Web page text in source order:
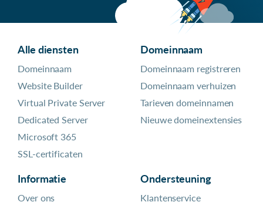
Alle diensten
Domeinnaam
Website Builder
Virtual Private Server
Dedicated Server
Microsoft 365
SSL-certificaten
Domeinnaam
Domeinnaam registreren
Domeinnaam verhuizen
Tarieven domeinnamen
Nieuwe domeinextensies
Informatie
Over ons
Ondersteuning
Klantenservice